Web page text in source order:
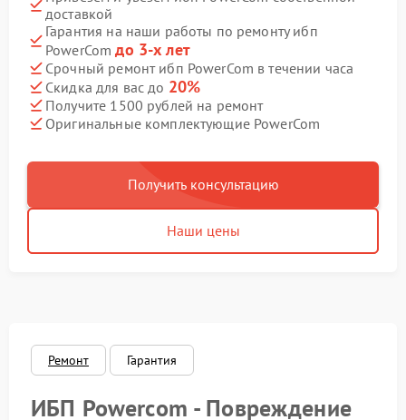
доставкой
Гарантия на наши работы по ремонту ибп
PowerComдо 3-х лет
Срочный ремонт ибп PowerCom в течении часа
Скидка для вас до 20%
Получите 1500 рублей на ремонт
Оригинальные комплектующие PowerCom
Получить консультацию
Наши цены
Ремонт Гарантия
ИБП Powercom - Повреждение